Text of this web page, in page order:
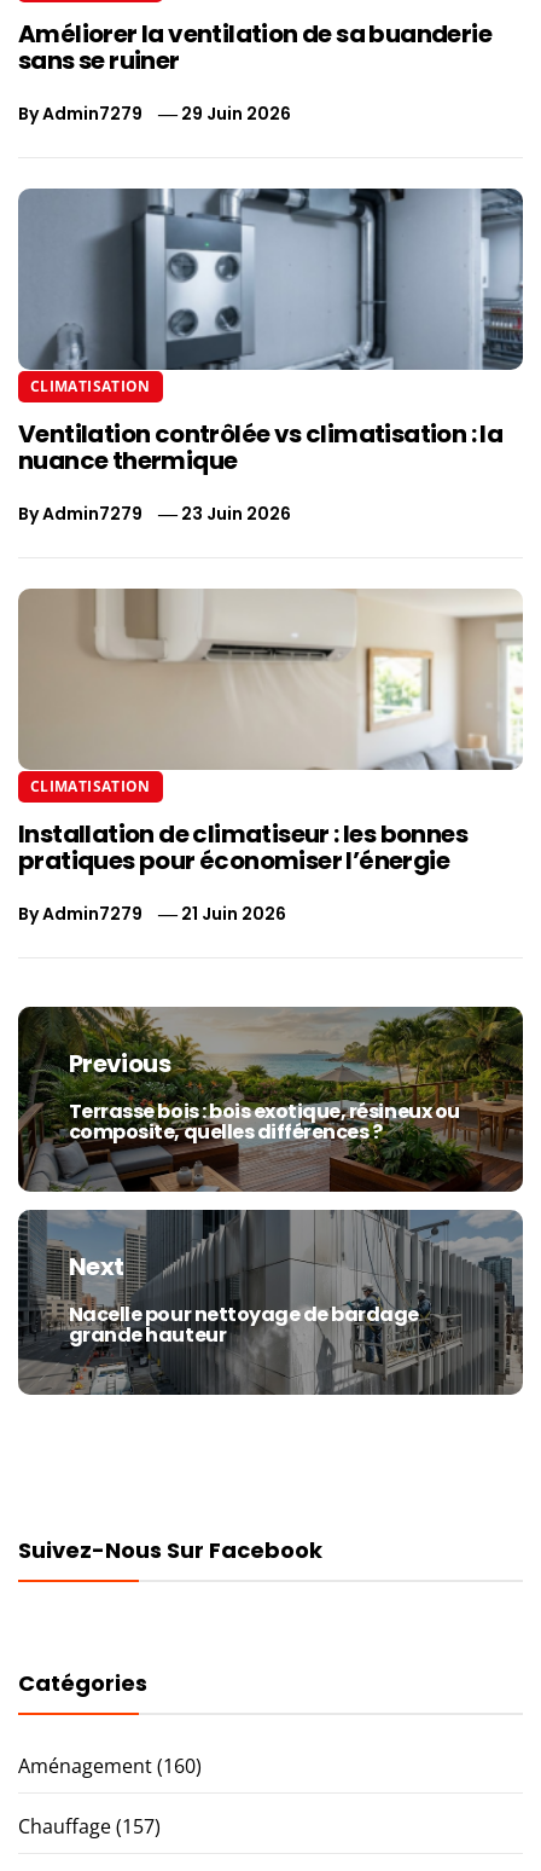
Améliorer la ventilation de sa buanderie
sans se ruiner
ByAdmin7279 29 Juin 2026
CLIMATISATION
Ventilation contrôlée vs climatisation : la
nuance thermique
ByAdmin7279 23 Juin 2026
CLIMATISATION
Installation de climatiseur : les bonnes
pratiques pour économiser l’énergie
ByAdmin7279 21 Juin 2026
Navigation
de
l’article
Previous
Previous
post:
Terrasse bois : bois exotique, résineux ou
composite, quelles différences ?
Next
Next
post:
Nacelle pour nettoyage de bardage
grande hauteur
Suivez-Nous Sur Facebook
Catégories
Aménagement(160)
Chauffage(157)